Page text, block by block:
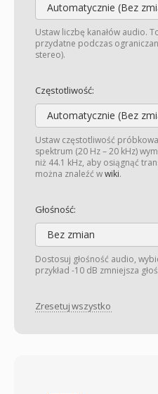
Automatycznie (Bez
Ustaw liczbę kanałów audio.
przydatne podczas
stereo).
Częstotliwość:
Automatycznie (Bez
Ustaw częstotliwość
spektrum (20 Hz – 20 kHz)
niż 44.1 kHz, aby osiągnąć
można znaleźć wwiki.
Głośność:
Bez zmian
Dostosuj głośność audio,
przykład -10 dB zmniejsza
Zresetuj wszystko